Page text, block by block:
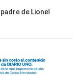
de Lionel